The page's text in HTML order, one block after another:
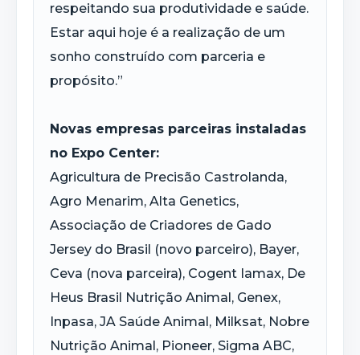
respeitando sua produtividade e saúde.
Estar aqui hoje é a realização de um
sonho construído com parceria e
propósito.”
Novas empresas parceiras instaladas
no Expo Center:
Agricultura de Precisão Castrolanda,
Agro Menarim, Alta Genetics,
Associação de Criadores de Gado
Jersey do Brasil (novo parceiro), Bayer,
Ceva (nova parceira), Cogent Iamax, De
Heus Brasil Nutrição Animal, Genex,
Inpasa, JA Saúde Animal, Milksat, Nobre
Nutrição Animal, Pioneer, Sigma ABC,